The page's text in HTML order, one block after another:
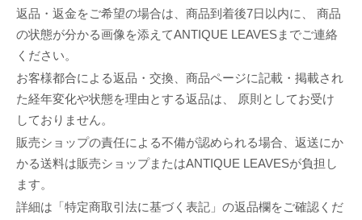
返品・返金をご希望の場合は、商品到着後7日以内に、 商品
の状態が分かる画像を添えてANTIQUE LEAVESまでご連絡
ください。
お客様都合による返品・交換、商品ページに記載・掲載され
た経年変化や状態を理由とする返品は、 原則としてお受け
しておりません。
販売ショップの責任による不備が認められる場合、返送にか
かる送料は販売ショップまたはANTIQUE LEAVESが負担し
ます。
詳細は「特定商取引法に基づく表記」の返品欄をご確認くだ